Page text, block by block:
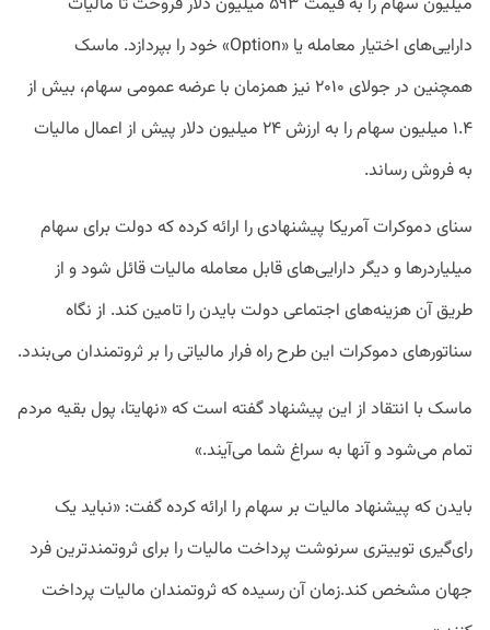
دارایی‌های اختیار معامله یا «Option» خود را بپردازد. ماسک
همچنین در جولای ۲۰۱۰ نیز همزمان با عرضه عمومی سهام، بیش از
۱.۴ میلیون سهام را به ارزش ۲۴ میلیون دلار پیش از اعمال مالیات
به فروش رساند.
سنای دموکرات آمریکا پیشنهادی را ارائه کرده که دولت برای سهام‌
میلیارد‌رها و دیگر دارایی‌های قابل معامله مالیات قائل شود و از
طریق آن هزینه‌های اجتماعی دولت بایدن را تامین کند. از نگاه
سناتورهای دموکرات این طرح راه فرار مالیاتی را بر ثروتمندان می‌بندد.
ماسک با انتقاد از این پیشنهاد گفته است که «نهایتا، پول بقیه مردم
تمام می‌شود و آنها به سراغ شما می‌آیند.»
بایدن که پیشنهاد مالیات بر سهام را ارائه کرده گفت: «نباید یک
رای‌گیری توییتری سرنوشت پرداخت مالیات را برای ثروتمندترین فرد
جهان مشخص کند.زمان آن رسیده که ثروتمندان مالیات پرداخت